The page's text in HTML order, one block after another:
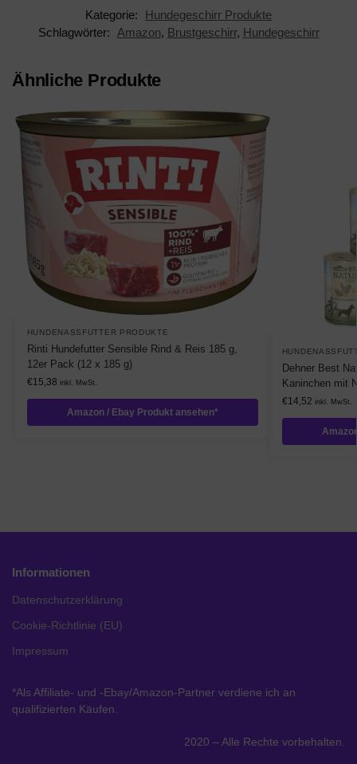
Kategorie:
Hundegeschirr Produkte
Schlagwörter:
Amazon, Brustgeschirr, Hundegeschirr
Ähnliche Produkte
HUNDENASSFUTTER PRODUKTE
Rinti Hundefutter Sensible Rind & Reis 185 g,
12er Pack (12 x 185 g)
€15,38 inkl. MwSt.
Amazon / Ebay Produkt ansehen*
Dehner Best
Kaninchen mit
€14,52 inkl. MwSt.
Informationen
Datenschutzerklärung
Cookie-Richtlinie (EU)
Impressum
*Als Affiliate- und -Ebay/Amazon-Partner verdiene ich an
qualifizierten Käufen.
2020 – Alle Rechte vorbehalten.